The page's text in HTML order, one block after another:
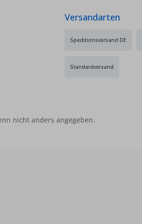
Versandarten
Standardversand
Speditionsversand DE
nicht anders angegeben.